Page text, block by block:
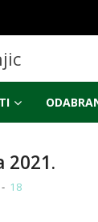
2021.
18